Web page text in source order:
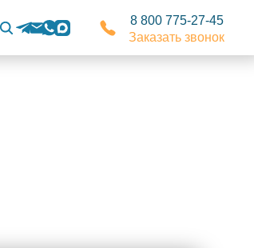
8 800 775-27-45
Заказать звонок